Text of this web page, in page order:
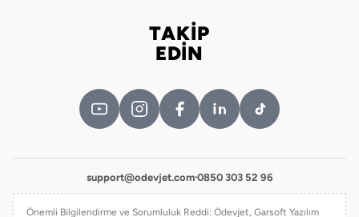
TAKİP
EDİN
support@odevjet.com·0850 303 52 96
Önemli Bilgilendirme ve Sorumluluk Reddi: Ödevjet, Garsoft Yazılım